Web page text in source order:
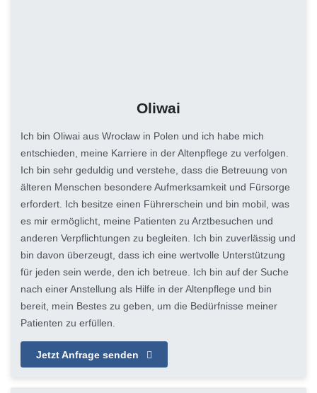
Oliwai
Ich bin Oliwai aus Wrocław in Polen und ich habe mich
entschieden, meine Karriere in der Altenpflege zu verfolgen.
Ich bin sehr geduldig und verstehe, dass die Betreuung von
älteren Menschen besondere Aufmerksamkeit und Fürsorge
erfordert. Ich besitze einen Führerschein und bin mobil, was
es mir ermöglicht, meine Patienten zu Arztbesuchen und
anderen Verpflichtungen zu begleiten. Ich bin zuverlässig und
bin davon überzeugt, dass ich eine wertvolle Unterstützung
für jeden sein werde, den ich betreue. Ich bin auf der Suche
nach einer Anstellung als Hilfe in der Altenpflege und bin
bereit, mein Bestes zu geben, um die Bedürfnisse meiner
Patienten zu erfüllen.
Jetzt Anfrage senden